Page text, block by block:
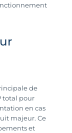
de
total pour
en cas
majeur. Ce
et